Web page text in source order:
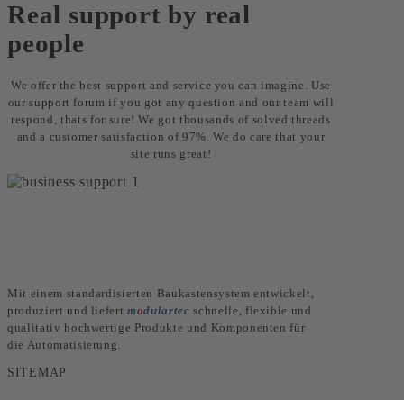
Real support by real
people
We offer the best support and service you can imagine. Use
our support forum if you got any question and our team will
respond, thats for sure! We got thousands of solved threads
and a customer satisfaction of 97%. We do care that your
site runs great!
Mit einem standardisierten Baukastensystem entwickelt,
produziert und liefertmodulartec schnelle, flexible und
qualitativ hochwertige Produkte und Komponenten für
die Automatisierung.
SITEMAP